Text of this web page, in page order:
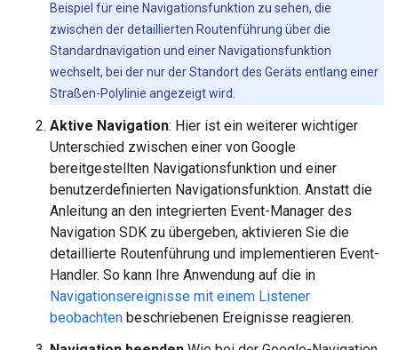
Beispiel für eine Navigationsfunktion zu sehen, die
zwischen der detaillierten Routenführung über die
Standardnavigation und einer Navigationsfunktion
wechselt, bei der nur der Standort des Geräts entlang einer
Straßen-Polylinie angezeigt wird.
Aktive Navigation: Hier ist ein weiterer wichtiger
Unterschied zwischen einer von Google
bereitgestellten Navigationsfunktion und einer
benutzerdefinierten Navigationsfunktion. Anstatt die
Anleitung an den integrierten Event-Manager des
Navigation SDK zu übergeben, aktivieren Sie die
detaillierte Routenführung und implementieren Event-
Handler. So kann Ihre Anwendung auf die in
Navigationsereignisse mit einem Listener
beobachten beschriebenen Ereignisse reagieren.